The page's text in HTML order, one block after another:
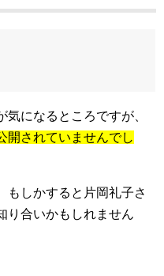
になるところですが、
開されていませんでし
もしかすると片岡礼子さ
り合いかもしれません